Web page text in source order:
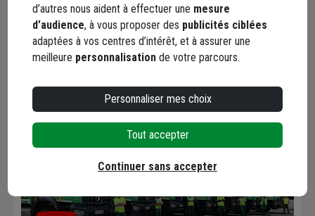
Facebook Instagram
d’autres nous aident à effectuer une mesure
d’audience, à vous proposer des publicités ciblées
adaptées à vos centres d’intérêt, et à assurer une
meilleure personnalisation de votre parcours.
Personnaliser mes choix
Tout accepter
Continuer sans accepter